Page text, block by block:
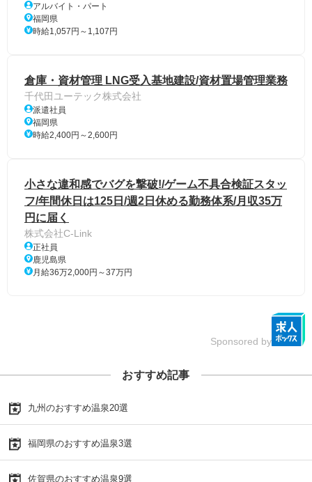
アルバイト・パート
福岡県
時給1,057円～1,107円
倉庫・資材管理 LNG受入基地建設/資材置場管理業務
千代田ユーテック株式会社
派遣社員
福岡県
時給2,400円～2,600円
小さな違和感でバグを撃破!/ゲーム不具合検証スタッ
フ/年間休日は125日/週2日休める勤務体系/月収35万
円に届く
株式会社C-Link
正社員
鹿児島県
月給36万2,000円～37万円
Sponsored by
おすすめ記事
九州のおすすめ温泉20選
福岡県のおすすめ温泉3選
佐賀県のおすすめ温泉9選